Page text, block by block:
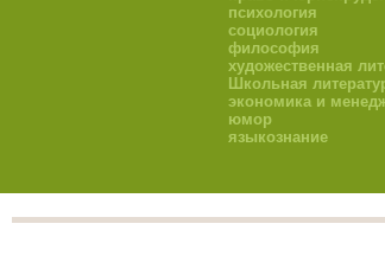
психология
социология
философия
художественная
Школьная
экономика и
юмор
языкознание